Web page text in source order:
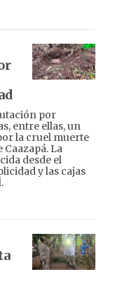
por
entre ellas, un
la cruel muerte
Caazapá. La
desde el
y las cajas